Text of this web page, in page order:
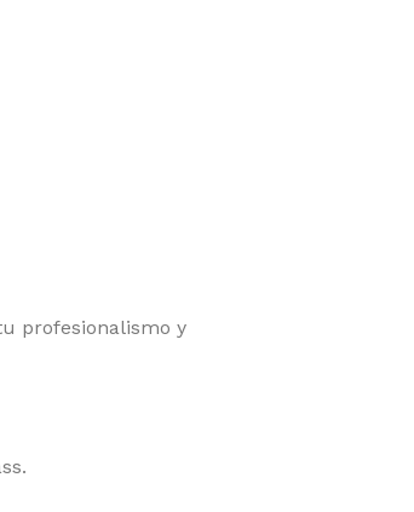
profesionalismo y